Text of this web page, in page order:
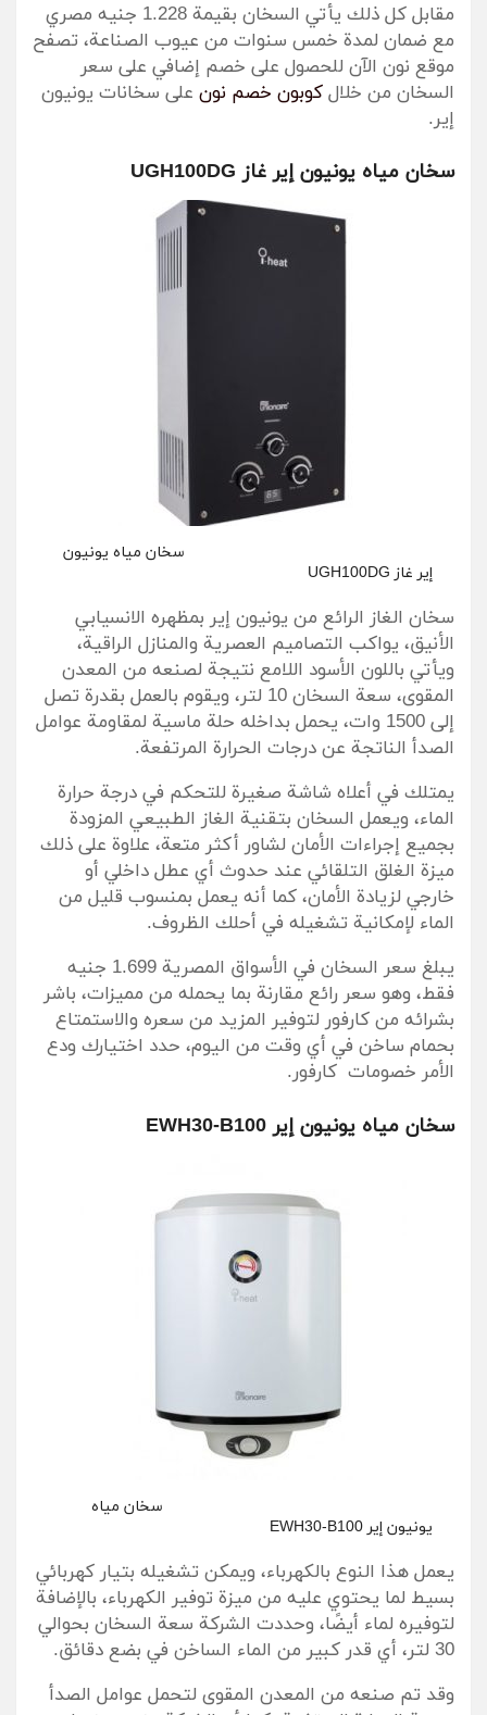
مقابل كل ذلك يأتي السخان بقيمة 1.228 جنيه مصري
مع ضمان لمدة خمس سنوات من عيوب الصناعة، تصفح
موقع نون الآن للحصول على خصم إضافي على سعر
السخان من خلال كوبون خصم نون على سخانات يونيون
إير.
سخان مياه يونيون إير غاز UGH100DG
سخان مياه يونيون
إير غاز UGH100DG
سخان الغاز الرائع من يونيون إير بمظهره الانسيابي
الأنيق، يواكب التصاميم العصرية والمنازل الراقية،
ويأتي باللون الأسود اللامع نتيجة لصنعه من المعدن
المقوى، سعة السخان 10 لتر، ويقوم بالعمل بقدرة تصل
إلى 1500 وات، يحمل بداخله حلة ماسية لمقاومة عوامل
الصدأ الناتجة عن درجات الحرارة المرتفعة.
يمتلك في أعلاه شاشة صغيرة للتحكم في درجة حرارة
الماء، ويعمل السخان بتقنية الغاز الطبيعي المزودة
بجميع إجراءات الأمان لشاور أكثر متعة، علاوة على ذلك
ميزة الغلق التلقائي عند حدوث أي عطل داخلي أو
خارجي لزيادة الأمان، كما أنه يعمل بمنسوب قليل من
الماء لإمكانية تشغيله في أحلك الظروف.
يبلغ سعر السخان في الأسواق المصرية 1.699 جنيه
فقط، وهو سعر رائع مقارنة بما يحمله من مميزات، باشر
بشرائه من كارفور لتوفير المزيد من سعره والاستمتاع
بحمام ساخن في أي وقت من اليوم، حدد اختيارك ودع
الأمر خصومات كارفور.
سخان مياه يونيون إير EWH30-B100
سخان مياه
يونيون إير EWH30-B100
يعمل هذا النوع بالكهرباء، ويمكن تشغيله بتيار كهربائي
بسيط لما يحتوي عليه من ميزة توفير الكهرباء، بالإضافة
لتوفيره لماء أيضًا، وحددت الشركة سعة السخان بحوالي
30 لتر، أي قدر كبير من الماء الساخن في بضع دقائق.
وقد تم صنعه من المعدن المقوى لتحمل عوامل الصدأ